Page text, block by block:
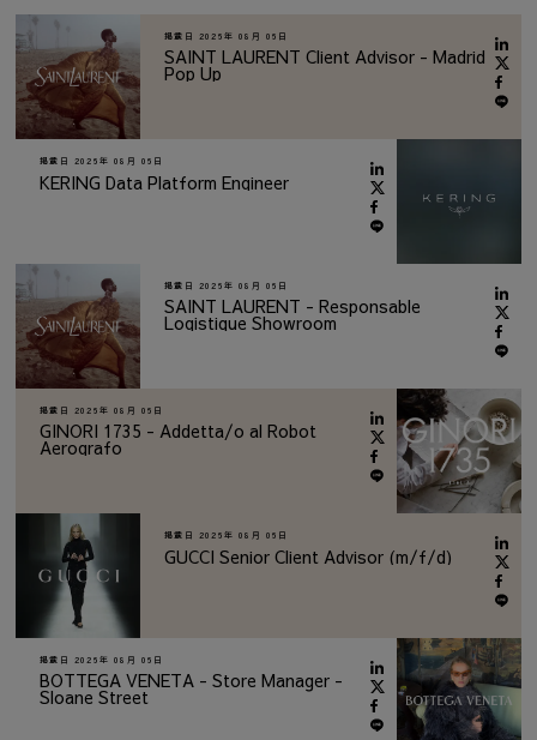
掲載日 2026年 08月 06日
SAINT LAURENT Client Advisor - Madrid
Pop Up
掲載日 2026年 08月 06日
KERING Data Platform Engineer
掲載日 2026年 08月 06日
SAINT LAURENT - Responsable
Logistique Showroom
掲載日 2026年 08月 06日
GINORI 1735 - Addetta/o al Robot
Aerografo
掲載日 2026年 08月 06日
GUCCI Senior Client Advisor (m/f/d)
掲載日 2026年 08月 06日
BOTTEGA VENETA - Store Manager -
Sloane Street